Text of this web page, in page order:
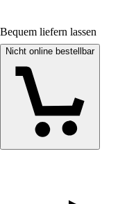
Bequem liefern lassen
Nicht online bestellbar